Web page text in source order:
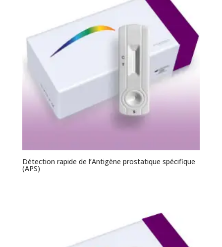
Détection rapide de l’Antigène prostatique spécifique
(APS)